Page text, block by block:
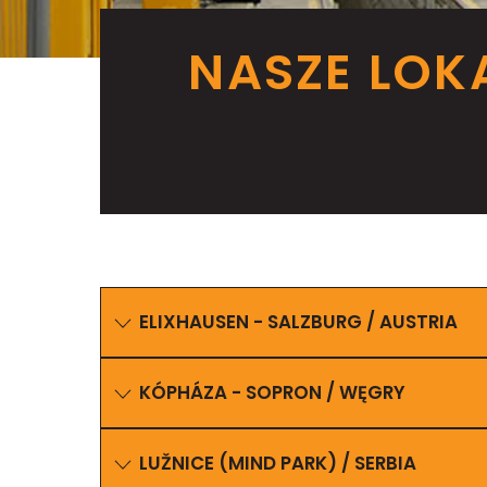
NASZE
ELIXHAUSEN - SALZBURG / AUSTRIA
KÓPHÁZA - SOPRON / WĘGRY
LUŽNICE (MIND PARK) / SERBIA